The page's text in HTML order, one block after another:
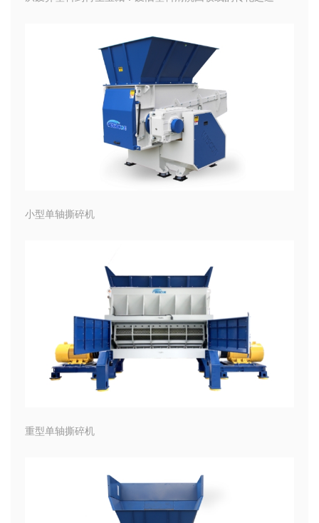
小型单轴撕碎机
重型单轴撕碎机